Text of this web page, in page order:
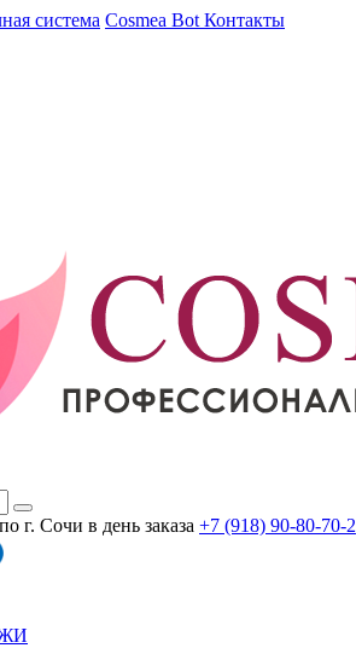
система Cosmea Bot Контакты
г. Сочи в день заказа +7 (918) 90-80-70-2